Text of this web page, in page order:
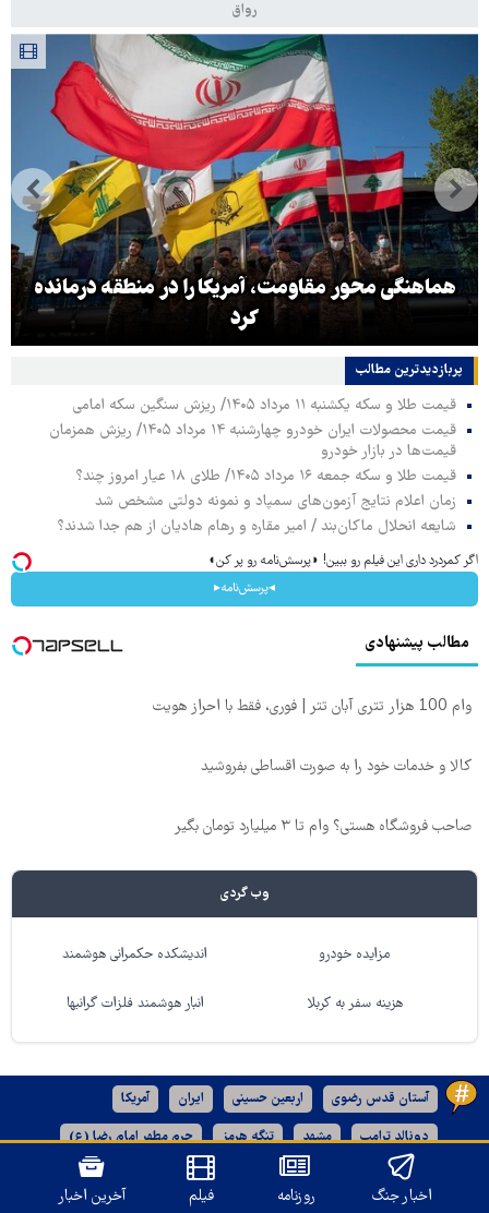
رواق
هماهنگی محور مقاومت، آمریکا را در منطقه درمانده
کرد
پربازدیدترین‌ مطالب
قیمت طلا و سکه یکشنبه ۱۱ مرداد ۱۴۰۵/ ریزش سنگین سکه امامی
قیمت محصولات ایران خودرو چهارشنبه ۱۴ مرداد ۱۴۰۵/ ریزش همزمان
قیمت‌ها در بازار خودرو
قیمت طلا و سکه جمعه ۱۶ مرداد ۱۴۰۵/ طلای ۱۸ عیار امروز چند؟
زمان اعلام نتایج آزمون‌های سمپاد و نمونه دولتی مشخص شد
شایعه انحلال ماکان‌بند / امیر مقاره و رهام هادیان از هم جدا شدند؟
اگر کمردرد داری این فیلم رو ببین! ◗پرسش‌نامه رو پر کن◖
◂پرسش‌نامه▸
مطالب پیشنهادی
وام 100 هزار تتری آبان تتر | فوری، فقط با احراز هویت
کالا و خدمات خود را به صورت اقساطی بفروشید
صاحب فروشگاه هستی؟ وام تا ۳ میلیارد تومان بگیر
وب گردی
مزایده خودرو اندیشکده حکمرانی هوشمند
هزینه سفر به کربلا انبار هوشمند فلزات گرانبها
آستان قدس رضوی اربعین حسینی ایران آمریکا
دونالد ترامپ مشهد تنگه هرمز حرم مطهر امام رضا (ع)
رژیم صهیونیستی خراسان رضوی
اخبار جنگ روزنامه فیلم آخرین اخبار